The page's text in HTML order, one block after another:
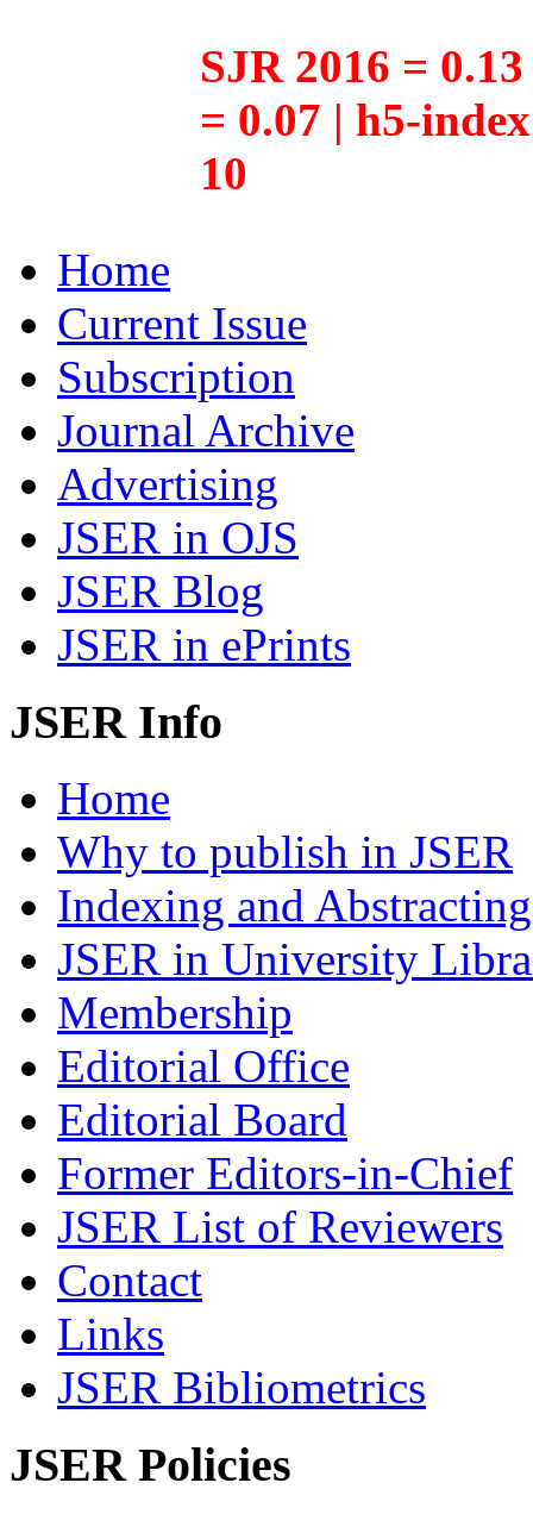
SJR 2016 =
= 0.07 | h5-
10
Home
Current Issue
Subscription
Journal Archive
Advertising
JSER in OJS
JSER Blog
JSER in ePrints
JSER Info
Home
Why to publish in JSER
Indexing and Abstracting
JSER in University
Membership
Editorial Office
Editorial Board
Former Editors-in-Chief
JSER List of Reviewers
Contact
Links
JSER Bibliometrics
JSER Policies